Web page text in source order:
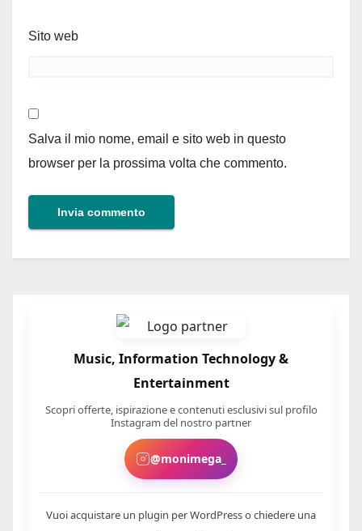
Sito web
Salva il mio nome, email e sito web in questo
browser per la prossima volta che commento.
Music, Information Technology &
Entertainment
Scopri offerte, ispirazione e contenuti esclusivi sul profilo
Instagram del nostro partner
@monimega_
Vuoi acquistare un plugin per WordPress o chiedere una